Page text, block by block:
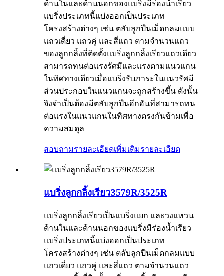
ด้านในและด้านนอกของแบริ่งมีร่องน้ำเรียว
แบริ่งประเภทนี้แบ่งออกเป็นประเภท
โครงสร้างต่างๆ เช่น ตลับลูกปืนเม็ดกลมแบบ
แถวเดี่ยว แถวคู่ และสี่แถว ตามจำนวนแถว
ของลูกกลิ้งที่ติดตั้งแบริ่งลูกกลิ้งเรียวแถวเดียว
สามารถทนต่อแรงรัศมีและแรงตามแนวแกน
ในทิศทางเดียวเมื่อแบริ่งรับภาระในแนวรัศมี
ส่วนประกอบในแนวแกนจะถูกสร้างขึ้น ดังนั้น
จึงจำเป็นต้องมีตลับลูกปืนอีกอันที่สามารถทน
ต่อแรงในแนวแกนในทิศทางตรงกันข้ามเพื่อ
ความสมดุล
สอบถามรายละเอียดเพิ่มเติมรายละเอียด
แบริ่งลูกกลิ้งเรียว3579R/3525R
แบริ่งลูกกลิ้งเรียวเป็นแบริ่งแยก และวงแหวน
ด้านในและด้านนอกของแบริ่งมีร่องน้ำเรียว
แบริ่งประเภทนี้แบ่งออกเป็นประเภท
โครงสร้างต่างๆ เช่น ตลับลูกปืนเม็ดกลมแบบ
แถวเดี่ยว แถวคู่ และสี่แถว ตามจำนวนแถว